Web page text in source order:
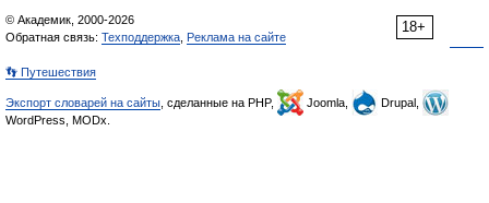
18+
© Академик, 2000-2026
Обратная связь: Техподдержка Реклама на сайте
👣 Путешествия
Экспорт словарей на сайты , сделанные на PHP, Joomla,
Drupal,
WordPress, MODx.